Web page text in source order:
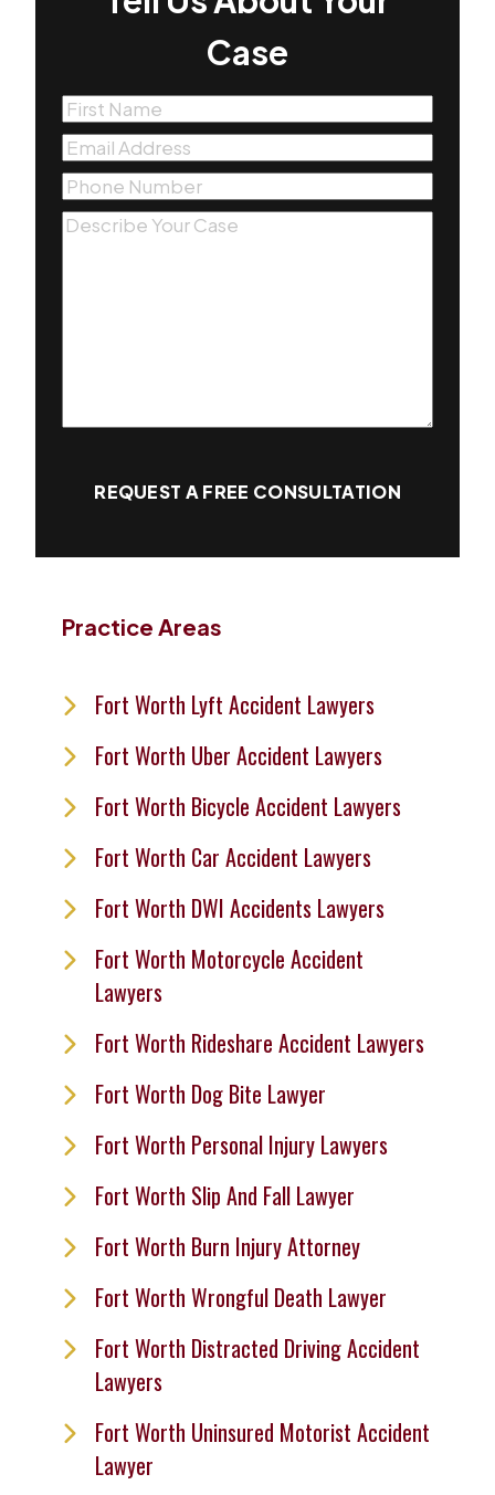
Case
First
Name(Required)
Email(Required)
Phone(Required)
Message(Required)
REQUEST A FREE CONSULTATION
Practice Areas
Fort Worth Lyft Accident Lawyers
Fort Worth Uber Accident Lawyers
Fort Worth Bicycle Accident Lawyers
Fort Worth Car Accident Lawyers
Fort Worth DWI Accidents Lawyers
Fort Worth Motorcycle Accident
Lawyers
Fort Worth Rideshare Accident Lawyers
Fort Worth Dog Bite Lawyer
Fort Worth Personal Injury Lawyers
Fort Worth Slip And Fall Lawyer
Fort Worth Burn Injury Attorney
Fort Worth Wrongful Death Lawyer
Fort Worth Distracted Driving Accident
Lawyers
Fort Worth Uninsured Motorist Accident
Lawyer